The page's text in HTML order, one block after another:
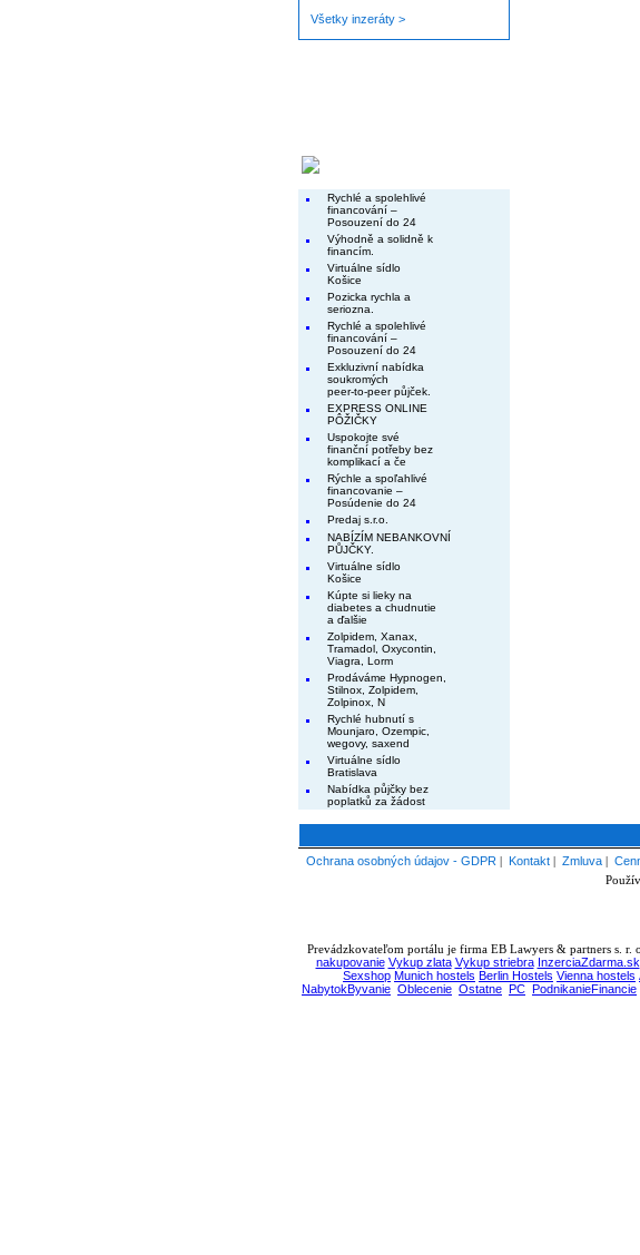
Všetky inzeráty >
Rychlé a spolehlivé
financování –
Posouzení do 24
Výhodně a solidně k
financím.
Virtuálne sídlo
Košice
Pozicka rychla a
seriozna.
Rychlé a spolehlivé
financování –
Posouzení do 24
Exkluzivní nabídka
soukromých
peer-to-peer půjček.
EXPRESS ONLINE
PÔŽIČKY
Uspokojte své
finanční potřeby bez
komplikací a če
Rýchle a spoľahlivé
financovanie –
Posúdenie do 24
Predaj s.r.o.
NABÍZÍM NEBANKOVNÍ
PŮJČKY.
Virtuálne sídlo
Košice
Kúpte si lieky na
diabetes a chudnutie
a ďalšie
Zolpidem, Xanax,
Tramadol, Oxycontin,
Viagra, Lorm
Prodáváme Hypnogen,
Stilnox, Zolpidem,
Zolpinox, N
Rychlé hubnutí s
Mounjaro, Ozempic,
wegovy, saxend
Virtuálne sídlo
Bratislava
Nabídka půjčky bez
poplatků za žádost
Ochrana osobných údajov - GDPR | Kontakt | Zmluva |
Prevádzkovateľom portálu je firma EB Lawyers & partners s. r.
nakupovanie Vykup zlata Vykup striebra InzerciaZdarma.sk
Sexshop Munich hostels Berlin Hostels Vienna hostels
NabytokByvanie Oblecenie Ostatne PC PodnikanieFinancie